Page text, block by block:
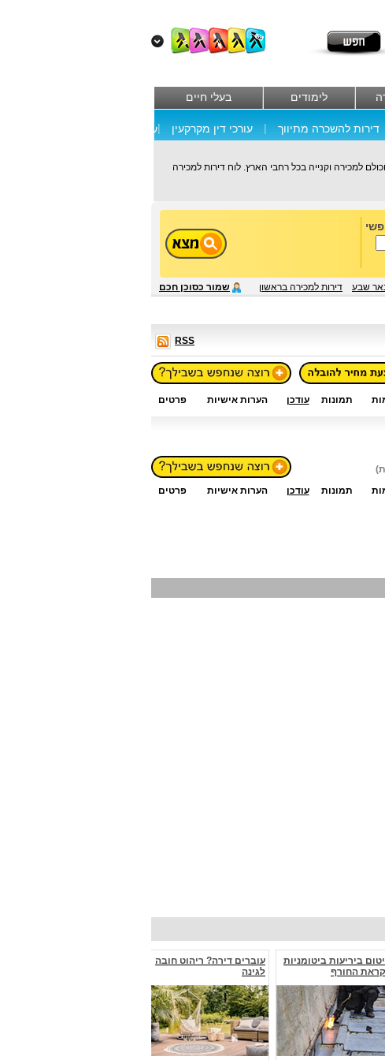
לימודים בעלי חיים
דירות להשכרה מתיווך | עורכי דין מקרקעין |עוד
למכירה וקנייה בכל רחבי הארץ. לוח דירות למכירה
שבע דירות למכירה בראשון שמור כסוכן חכם
RSS
תמונות עודכן הערות אישיות פרטים
תמונות עודכן הערות אישיות פרטים
ביריעות ביטומניות
החורף
עוברים דירה? ריהוט חובה
לגינה